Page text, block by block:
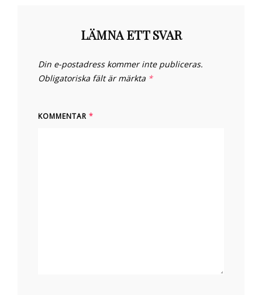
LÄMNA ETT SVAR
Din e-postadress kommer inte publiceras.
Obligatoriska fält är märkta *
KOMMENTAR *